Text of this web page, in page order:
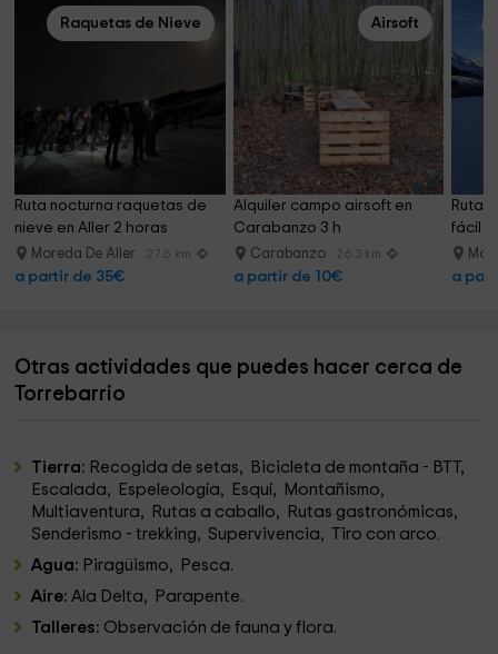
Raquetas de Nieve
Ruta nocturna raquetas de
nieve en Aller 2 horas
Moreda De Aller 27.6 km
a partir de 35€
Airsoft
Alquiler campo airsoft en
Carabanzo 3 h
Carabanzo 26.3 km
a partir de 10€
Ruta
fácil
a
Otras actividades que puedes hacer cerca de
Torrebarrio
Tierra: Recogida de setas, Bicicleta de montaña - BTT,
Escalada, Espeleología, Esquí, Montañismo,
Multiaventura, Rutas a caballo, Rutas gastronómicas,
Senderismo - trekking, Supervivencia, Tiro con arco.
Agua: Piragüismo, Pesca.
Aire:Ala Delta, Parapente.
Talleres: Observación de fauna y flora.